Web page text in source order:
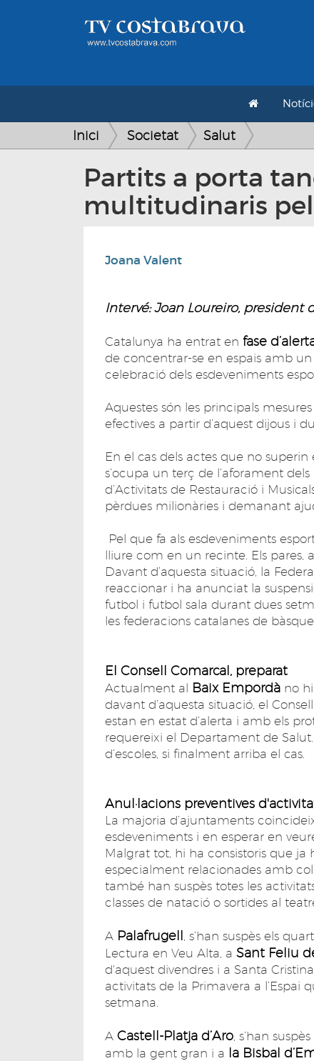
Inici Societat Salut
Partits a porta
multitudinaris
Joana Valent
Intervé: Joan Loureiro, president
Catalunya ha entrat en fase
de concentrar-se en espais amb
celebració dels esdeveniments
Aquestes són les principals
efectives a partir d’aquest dijous i
En el cas dels actes que no
s’ocupa un terç de l’aforament
d’Activitats de Restauració i
pèrdues milionàries i demanant
Pel que fa als esdeveniments
lliure com en un recinte. Els pares,
Davant d’aquesta situació, la
reaccionar i ha anunciat la
futbol i futbol sala durant dues
les federacions catalanes de
El Consell Comarcal, preparat
Actualment al Baix Empordà no
davant d’aquesta situació, el
estan en estat d’alerta i amb els
requereixi el Departament de
d’escoles, si finalment arriba el cas.
Anul·lacions preventives
La majoria d’ajuntaments
esdeveniments i en esperar en
Malgrat tot, hi ha consistoris que ja
especialment relacionades amb
també han suspès totes les
classes de natació o sortides al
A Palafrugell , s’han suspès els
Lectura en Veu Alta, a Sant Feliu
d'aquest divendres i a Santa
activitats de la Primavera a l’Espai
setmana.
A Castell-Platja d’Aro, s’han
amb la gent gran i a la Bisbal